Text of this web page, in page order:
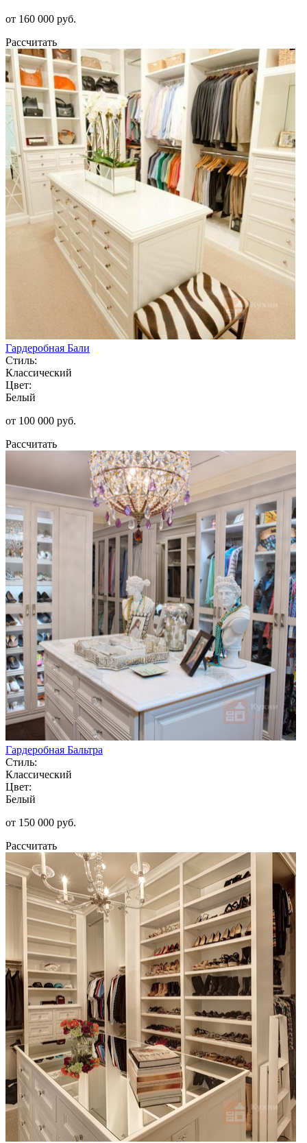
от 160 000 руб.
Рассчитать
Гардеробная Бали
Стиль:
Классический
Цвет:
Белый
от 100 000 руб.
Рассчитать
Гардеробная Бальтра
Стиль:
Классический
Цвет:
Белый
от 150 000 руб.
Рассчитать